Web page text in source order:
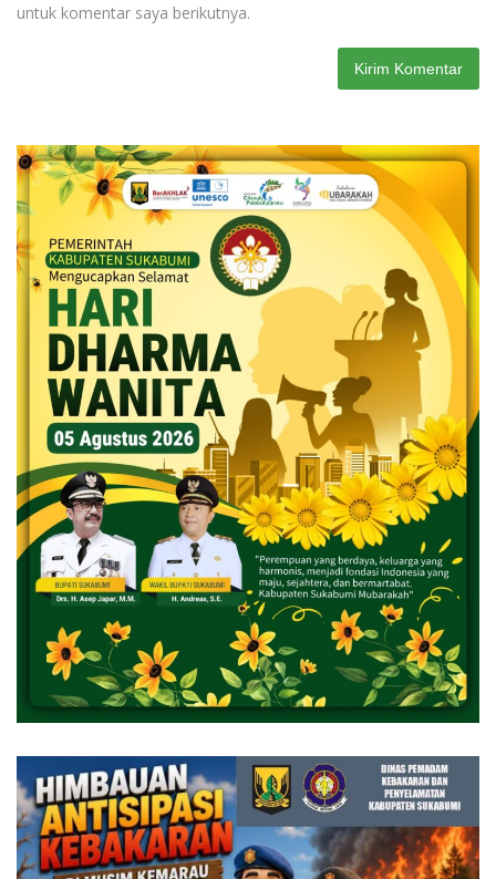
untuk komentar saya berikutnya.